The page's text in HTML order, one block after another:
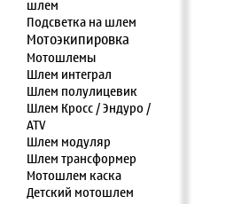
шлем
Подсветка на шлем
Мотоэкипировка
Мотошлемы
Шлем интеграл
Шлем полулицевик
Шлем Кросс / Эндуро /
ATV
Шлем модуляр
Шлем трансформер
Мотошлем каска
Детский мотошлем